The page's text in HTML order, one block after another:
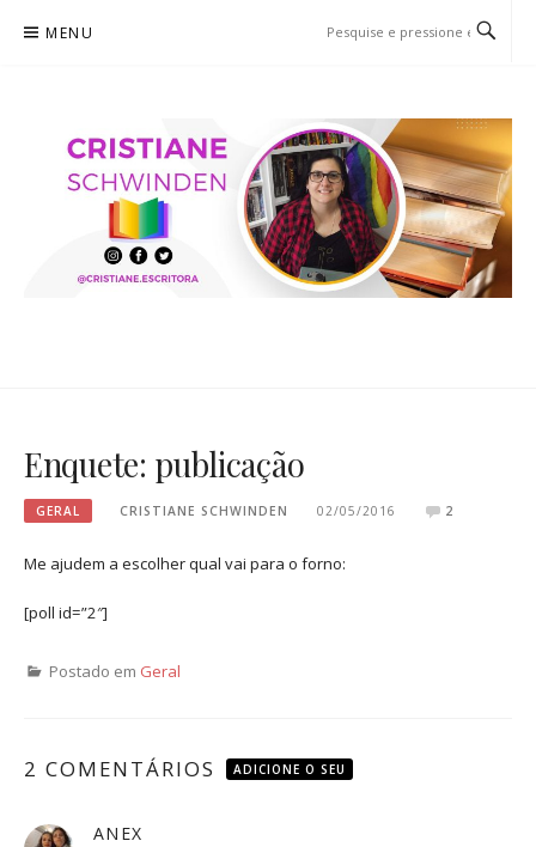
para
MENU
Enquete: publicação
GERAL CRISTIANE SCHWINDEN 02/05/2016 2
Me ajudem a escolher qual vai para o forno:
[poll id=”2″]
Postado em Geral
2 COMENTÁRIOS ADICIONE O SEU
ANEX